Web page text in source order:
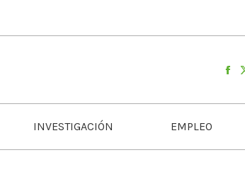
INVESTIGACIÓN EMPLEO